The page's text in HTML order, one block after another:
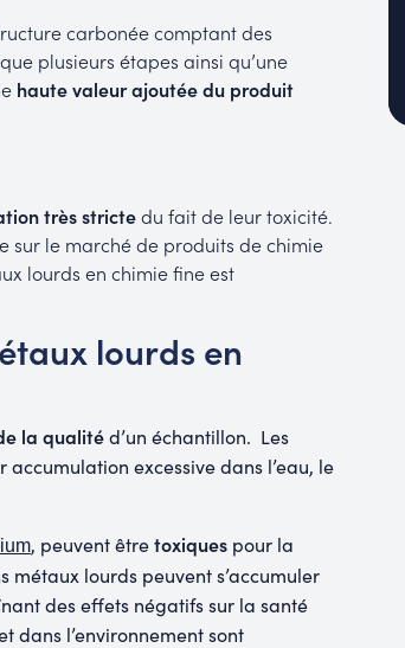
carbonée comptant des
plusieurs étapes ainsi qu’une
haute valeur ajoutée du produit
très strictedu fait de leur toxicité.
sur le marché de produits de chimie
lourds en chimie fine est
lourds en
la qualitéd’un échantillon. Les
excessive dans l’eau, le
, peuvent êtretoxiques pour la
métaux lourds peuvent s’accumuler
des effets négatifs sur la santé
dans l’environnement sont